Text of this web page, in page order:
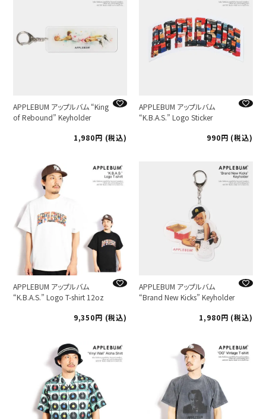
APPLEBUM アップルバム “King
of Rebound” Keyholder
1,980
税込
APPLEBUM アップルバム
“K.B.A.S.” Logo Sticker
990
税込
APPLEBUM アップルバム
“K.B.A.S.” Logo T-shirt 12oz
9,350
税込
APPLEBUM アップルバム
“Brand New Kicks” Keyholder
1,980
税込